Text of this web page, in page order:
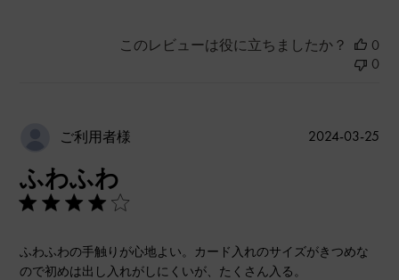
このレビューは役に立ちましたか？
0
0
ご利用者様
ふわふわ
ふわふわの手触りが心地よい。カード入れのサイズがきつめな
ので初めは出し入れがしにくいが、たくさん入る。
公
2024-03-25